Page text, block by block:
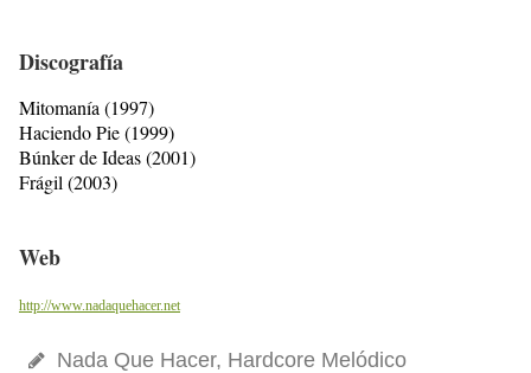
Discografía
Mitomanía (1997)
Haciendo Pie (1999)
Búnker de Ideas (2001)
Frágil (2003)
Web
http://www.nadaquehacer.net
Nada Que Hacer, Hardcore Melódico